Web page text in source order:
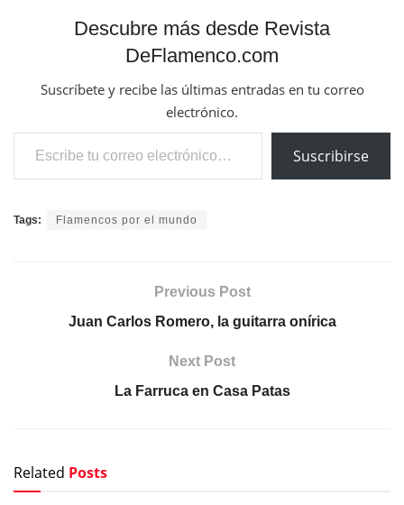
Descubre más desde Revista
DeFlamenco.com
Suscríbete y recibe las últimas entradas en tu correo
electrónico.
Escribe tu correo electrónico…
Suscribirse
Tags: Flamencos por el mundo
Previous Post
Juan Carlos Romero, la guitarra onírica
Next Post
La Farruca en Casa Patas
Related Posts